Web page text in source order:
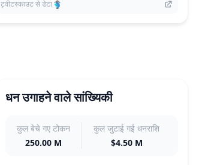
ट्वीटस्काउट से डेटा
धन उगाहने वाले सांख्यिकी
कुल बेचे गए टोकन
250.00 M
कुल जुटाई गई धनराशि
$4.50 M